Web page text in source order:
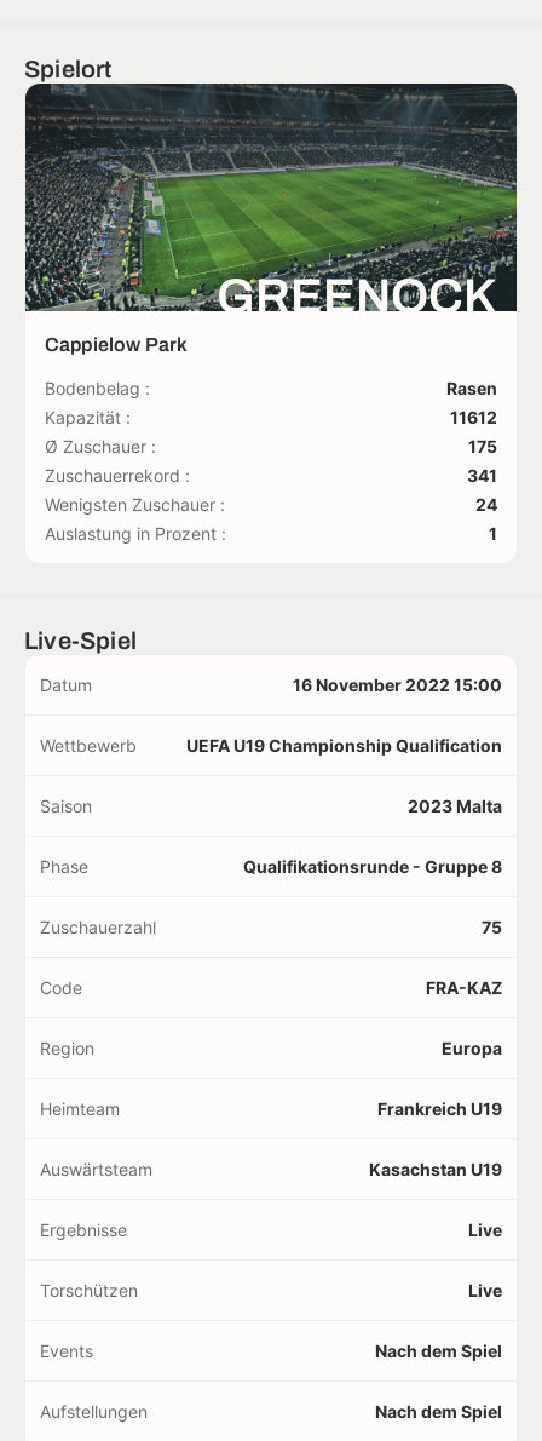
Spielort
GREENOCK
Cappielow Park
Bodenbelag :
Rasen
Kapazität :
11612
Ø Zuschauer :
175
Zuschauerrekord :
341
Wenigsten Zuschauer :
24
Auslastung in Prozent :
1
Live-Spiel
Datum 16 November 2022 15:00
Wettbewerb UEFA U19 Championship Qualification
Saison 2023 Malta
Phase Qualifikationsrunde - Gruppe 8
Zuschauerzahl 75
Code FRA-KAZ
Region Europa
Heimteam Frankreich U19
Auswärtsteam Kasachstan U19
Ergebnisse Live
Torschützen Live
Events Nach dem Spiel
Aufstellungen Nach dem Spiel